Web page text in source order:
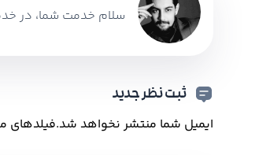
سلام خدمت شما، در
ثبت نظر جدید
ایمیل شما منتشر نخواهد شد.فیلدهای